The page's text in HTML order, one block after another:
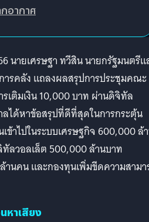
กอากาศ
นายเศรษฐา ทวีสิน นายกรัฐมนตรีแ
ารคลัง แถลงผลสรุปการประชุมคณะ
รเติมเงิน 10,000 บาท ผ่านดิจิทัล
ลได้หาข้อสรุปที่ดีที่สุดในการกระตุ้น
เข้าไปในระบบเศรษฐกิจ 600,000 ล้
ทัลวอลเล็ต 500,000 ล้านบาท
านคน และกองทุนเพิ่มขีดความสาม
หาเสียง